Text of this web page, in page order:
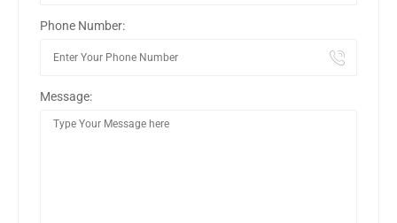
Phone Number:
Message: